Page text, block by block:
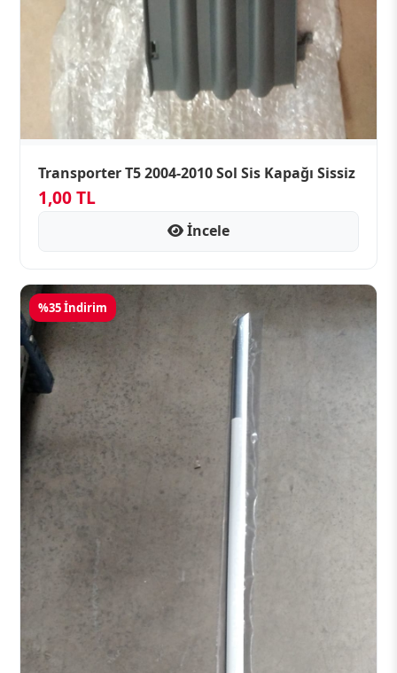
Transporter T5 2004-2010 Sol Sis Kapağı Sissiz
1,00 TL
İncele
%35 İndirim